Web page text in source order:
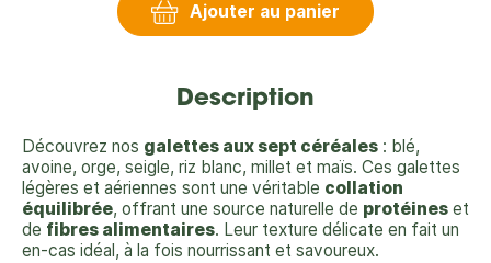
Ajouter au panier
Description
Découvrez nos galettes aux sept céréales : blé,
avoine, orge, seigle, riz blanc, millet et maïs. Ces galettes
légères et aériennes sont une véritable collation
équilibrée, offrant une source naturelle de protéines et
de fibres alimentaires. Leur texture délicate en fait un
en-cas idéal, à la fois nourrissant et savoureux.